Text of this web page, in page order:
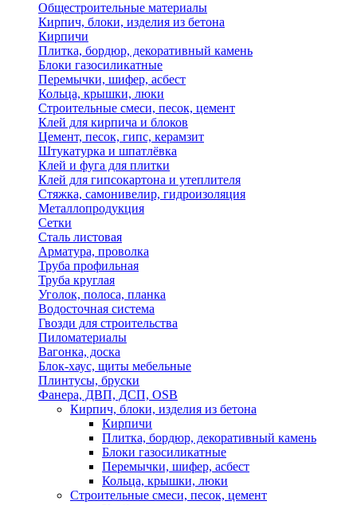
Общестроительные материалы
Кирпич, блоки, изделия из бетона
Кирпичи
Плитка, бордюр, декоративный камень
Блоки газосиликатные
Перемычки, шифер, асбест
Кольца, крышки, люки
Строительные смеси, песок, цемент
Клей для кирпича и блоков
Цемент, песок, гипс, керамзит
Штукатурка и шпатлёвка
Клей и фуга для плитки
Клей для гипсокартона и утеплителя
Стяжка, самонивелир, гидроизоляция
Металлопродукция
Сетки
Сталь листовая
Арматура, проволка
Труба профильная
Труба круглая
Уголок, полоса, планка
Водосточная система
Гвозди для строительства
Пиломатериалы
Вагонка, доска
Блок-хаус, щиты мебельные
Плинтусы, бруски
Фанера, ДВП, ДСП, OSB
Кирпич, блоки, изделия из бетона
Кирпичи
Плитка, бордюр, декоративный камень
Блоки газосиликатные
Перемычки, шифер, асбест
Кольца, крышки, люки
Строительные смеси, песок, цемент